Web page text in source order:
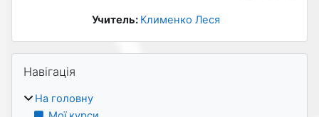
Учитель: Клименко Леся
Блоки
Навігація
На головну